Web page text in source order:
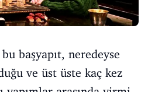
başyapıt, neredeyse
ve üst üste kaç kez